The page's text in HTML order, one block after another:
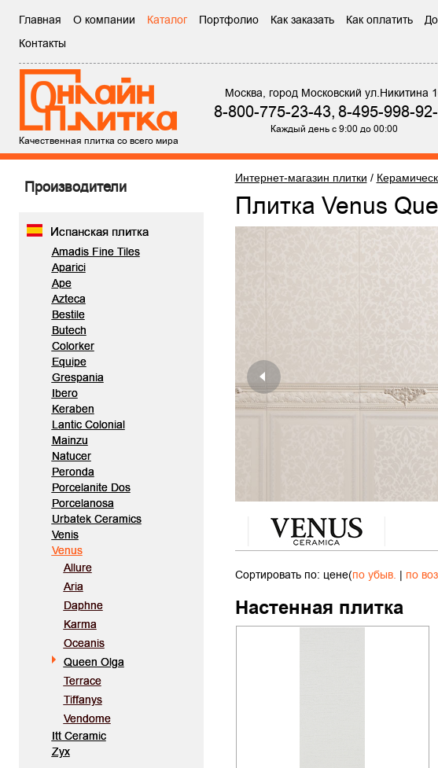
Главная О компании Каталог Портфолио Как заказать Как оплатить
Контакты
Качественная плитка со всего мира
Москва, город Московский ул.Никитина
8-800-775-23-43,8-495-998-
Каждый день с 9:00 до 00:00
Производители
Испанская плитка
Amadis Fine Tiles
Aparici
Ape
Azteca
Bestile
Butech
Colorker
Equipe
Grespania
Ibero
Keraben
Lantic Colonial
Mainzu
Natucer
Peronda
Porcelanite Dos
Porcelanosa
Urbatek Ceramics
Venis
Venus
Allure
Aria
Daphne
Karma
Oceanis
Queen Olga
Terrace
Tiffanys
Vendome
Itt Ceramic
Zyx
Интернет-магазин плитки /
Плитка Venus
Сортировать по: цене(по убыв. | по
Настенная плитка